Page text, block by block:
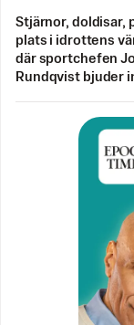
Stjärnor, doldisar,
plats i idrottens
där sportchefen
Rundqvist bjuder